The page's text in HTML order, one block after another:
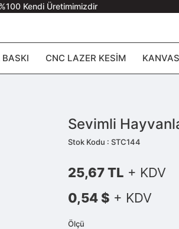
Kendi Üretimimizdir
BASKI CNC LAZER KESIM
Sevimli
Stok Kodu : STC144
25,67 TL + KDV
0,54 $ + KDV
Ölçü